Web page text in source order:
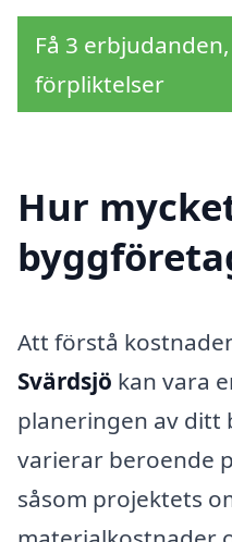
Få 3
förpliktelser
Hur
Att förstå
Svärdsjö kan vara
planeringen av ditt
varierar beroende
såsom projektets